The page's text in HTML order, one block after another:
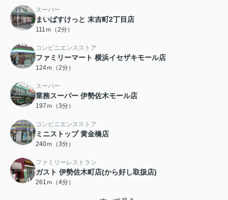
スーパー
まいばすけっと 末吉町2丁目店
111ｍ（2分）
コンビニエンスストア
ファミリーマート 横浜イセザキモール店
124ｍ（2分）
スーパー
業務スーパー 伊勢佐木モール店
197ｍ（3分）
コンビニエンスストア
ミニストップ 黄金橋店
240ｍ（3分）
ファミリーレストラン
ガスト 伊勢佐木町店(から好し取扱店)
261ｍ（4分）